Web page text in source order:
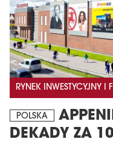
RYNEK INWESTYCYJNY I
POLSKA
DEKADY ZA